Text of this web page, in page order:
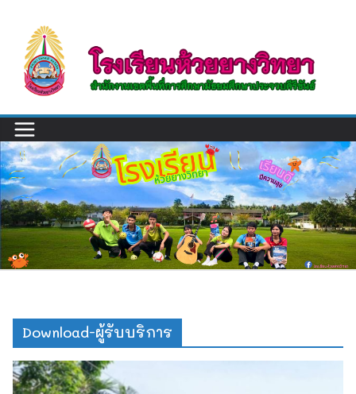
content
Download-ผู้รับบริการ